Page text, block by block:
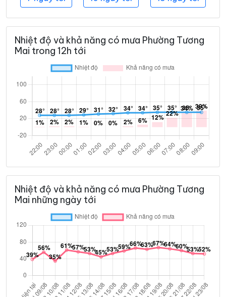
Nhiệt độ và khả năng có mưa Phường Tương
Mai trong 12h tới
Nhiệt độ và khả năng có mưa Phường Tương
Mai những ngày tới